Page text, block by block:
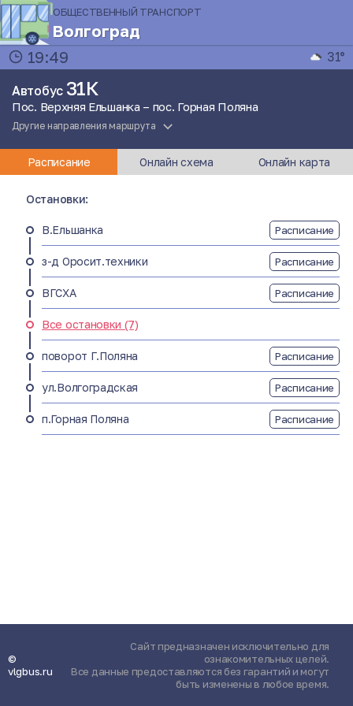
ОБЩЕСТВЕННЫЙ ТРАНСПОРТ
Волгоград
19:49
31°
Автобус 31К
Пос. Верхняя Ельшанка – пос. Горная Поляна
Другие направления маршрута
Расписание Онлайн схема Онлайн карта
Остановки:
В.Ельшанка Расписание
з-д Оросит.техники Расписание
ВГСХА Расписание
Все остановки (7)
поворот Г.Поляна Расписание
ул.Волгоградская Расписание
п.Горная Поляна Расписание
©
vlgbus.ru
Сайт предназначен исключительно для
ознакомительных целей.
Все данные предоставляются без гарантий и могут
быть изменены в любое время.